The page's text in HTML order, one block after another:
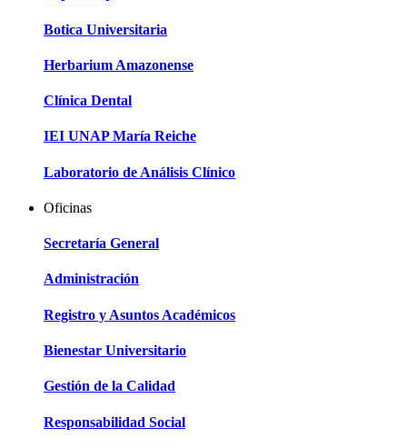
Botica Universitaria
Herbarium Amazonense
Clínica Dental
IEI UNAP María Reiche
Laboratorio de Análisis Clínico
Oficinas
Secretaría General
Administración
Registro y Asuntos Académicos
Bienestar Universitario
Gestión de la Calidad
Responsabilidad Social